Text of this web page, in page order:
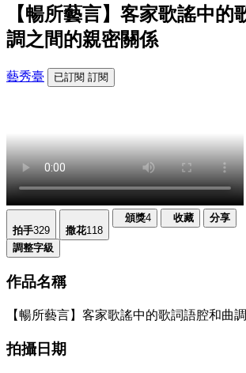
【暢所藝言】客家歌謠中的
調之間的親密關係
藝秀臺 已訂閱 訂閱
拍手329 撒花118
頒獎4 收藏 分享
調整字級
作品名稱
【暢所藝言】客家歌謠中的歌詞語腔和曲
拍攝日期